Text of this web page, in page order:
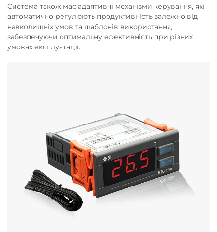
Система також має адаптивні механізми керування, які
автоматично регулюють продуктивність залежно від
навколишніх умов та шаблонів використання,
забезпечуючи оптимальну ефективність при різних
умовах експлуатації.